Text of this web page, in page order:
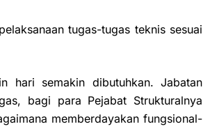
tugas-tugas teknis sesuai
hari semakin dibutuhkan. Jabatan
bagi para Pejabat Strukturalnya
memberdayakan fungsional-